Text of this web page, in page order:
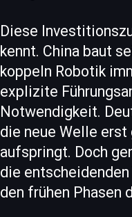
Diese
kennt. China baut
koppeln Robotik
explizite
Notwendigkeit.
die neue Welle erst
aufspringt. Doch
die
den frühen Phasen